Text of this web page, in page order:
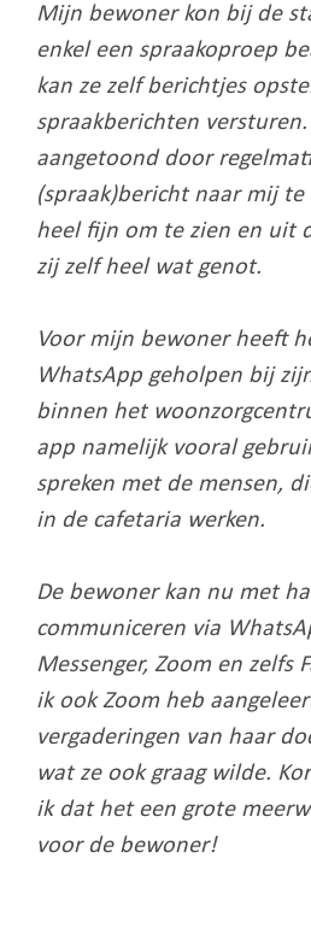
Mijn bewoner kon bij de
enkel een spraakoproep
kan ze zelf berichtjes
spraakberichten
aangetoond door
(spraak)bericht naar mij te
heel fijn om te zien en uit
zij zelf heel wat genot.
Voor mijn bewoner heeft
WhatsApp geholpen bij
binnen het
app namelijk vooral
spreken met de mensen,
in de cafetaria werken.
De bewoner kan nu met
communiceren via
Messenger, Zoom en zelfs
ik ook Zoom heb
vergaderingen van haar
wat ze ook graag wilde.
ik dat het een grote
voor de bewoner!